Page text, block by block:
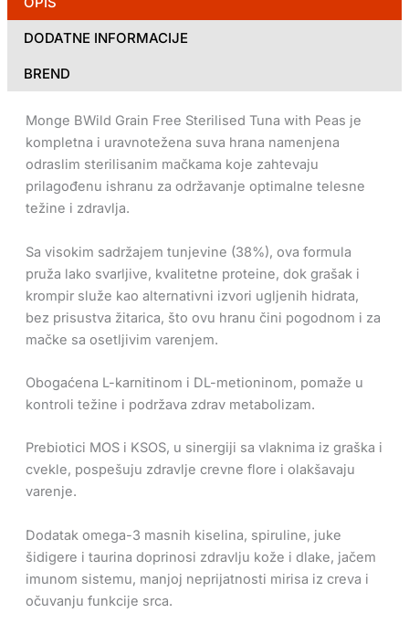
DODATNE INFORMACIJE
BREND
Monge BWild Grain Free Sterilised Tuna with Peas je
kompletna i uravnotežena suva hrana namenjena
odraslim sterilisanim mačkama koje zahtevaju
prilagođenu ishranu za održavanje optimalne telesne
težine i zdravlja.
Sa visokim sadržajem tunjevine (38%), ova formula
pruža lako svarljive, kvalitetne proteine, dok grašak i
krompir služe kao alternativni izvori ugljenih hidrata,
bez prisustva žitarica, što ovu hranu čini pogodnom i za
mačke sa osetljivim varenjem.
Obogaćena L-karnitinom i DL-metioninom, pomaže u
kontroli težine i podržava zdrav metabolizam.
Prebiotici MOS i KSOS, u sinergiji sa vlaknima iz graška i
cvekle, pospešuju zdravlje crevne flore i olakšavaju
varenje.
Dodatak omega-3 masnih kiselina, spiruline, juke
šidigere i taurina doprinosi zdravlju kože i dlake, jačem
imunom sistemu, manjoj neprijatnosti mirisa iz creva i
očuvanju funkcije srca.